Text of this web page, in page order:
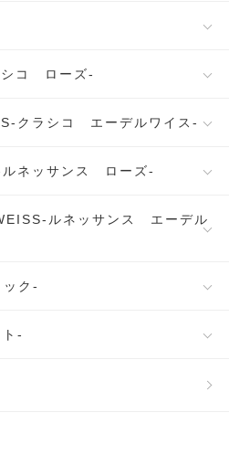
コ ローズ-
クラシコ エーデルワイス-
ネッサンス ローズ-
ルネッサンス エーデル
ク-
-